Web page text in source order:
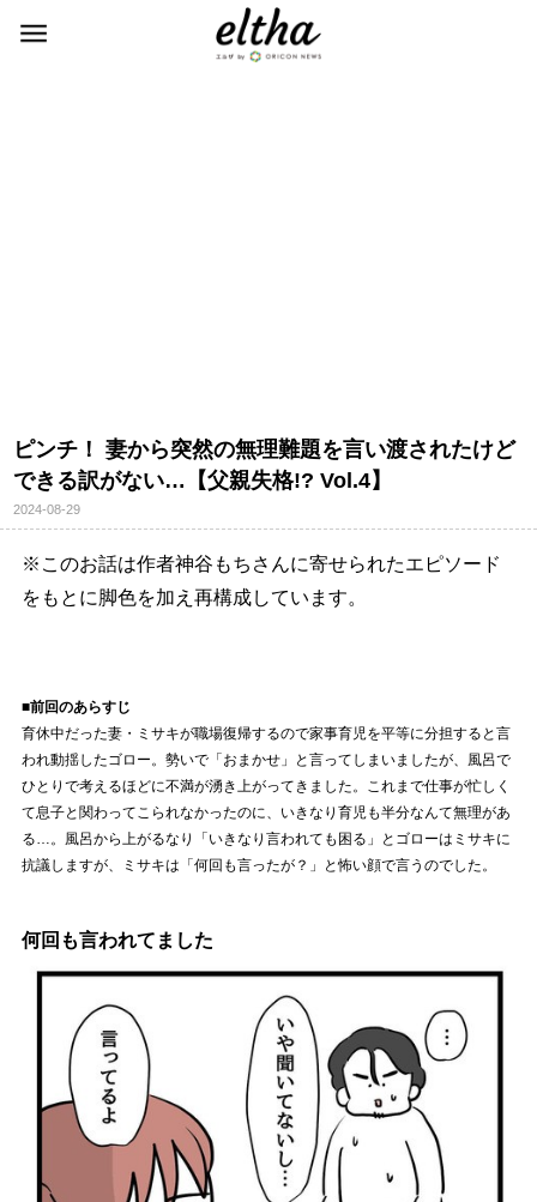
ピンチ！ 妻から突然の無理難題を言い渡されたけど
できる訳がない…【父親失格!? Vol.4】
2024-08-29
※このお話は作者神谷もちさんに寄せられたエピソード
をもとに脚色を加え再構成しています。
■前回のあらすじ
育休中だった妻・ミサキが職場復帰するので家事育児を平等に分担すると言
われ動揺したゴロー。勢いで「おまかせ」と言ってしまいましたが、風呂で
ひとりで考えるほどに不満が湧き上がってきました。これまで仕事が忙しく
て息子と関わってこられなかったのに、いきなり育児も半分なんて無理があ
る…。風呂から上がるなり「いきなり言われても困る」とゴローはミサキに
抗議しますが、ミサキは「何回も言ったが？」と怖い顔で言うのでした。
何回も言われてました